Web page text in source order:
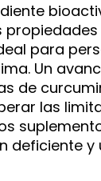
para
Un
de
las
deficiente